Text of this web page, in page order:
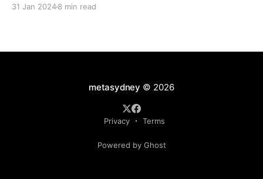
31 Jan 20248 min read
metasydney © 2026
Privacy Terms
Powered by Ghost